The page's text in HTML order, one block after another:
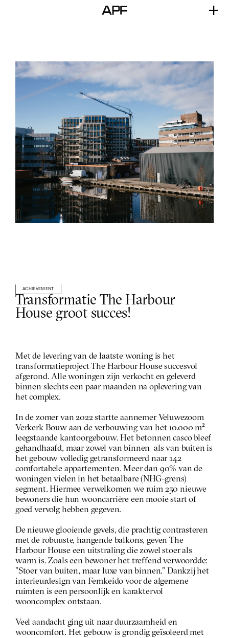
ACHIEVEMENT
Transformatie The Harbour
House groot succes!
Met de levering van de laatste woning is het
transformatieproject The Harbour House succesvol
afgerond. Alle woningen zijn verkocht en geleverd
binnen slechts een paar maanden na oplevering van
het complex.
In de zomer van 2022 startte aannemer Veluwezoom
Verkerk Bouw aan de verbouwing van het 10.000 m²
leegstaande kantoorgebouw. Het betonnen casco bleef
gehandhaafd, maar zowel van binnen  als van buiten is
het gebouw volledig getransformeerd naar 142
comfortabele appartementen. Meer dan 90% van de
woningen vielen in het betaalbare (NHG-grens)
segment. Hiermee verwelkomen we ruim 250 nieuwe
bewoners die hun wooncarrière een mooie start of
goed vervolg hebben gegeven.
De nieuwe glooiende gevels, die prachtig contrasteren
met de robuuste, hangende balkons, geven The
Harbour House een uitstraling die zowel stoer als
warm is. Zoals een bewoner het treffend verwoordde:
"Stoer van buiten, maar luxe van binnen." Dankzij het
interieurdesign van Femkeido voor de algemene
ruimten is een persoonlijk en karaktervol
wooncomplex ontstaan.
Veel aandacht ging uit naar duurzaamheid en
wooncomfort. Het gebouw is grondig geïsoleerd met